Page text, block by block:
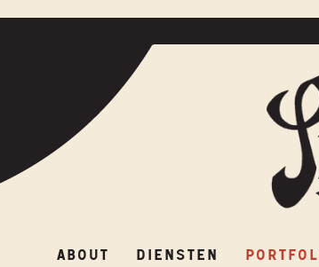
ABOUT DIENSTEN
ABOUT DIENSTEN